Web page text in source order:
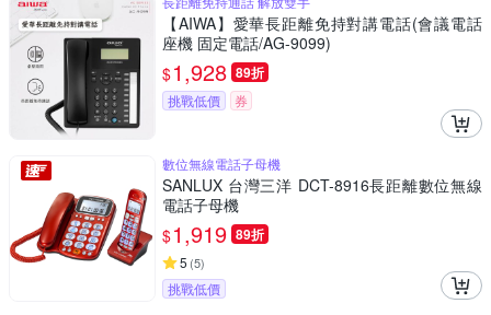
【AIWA】愛華長距離免持對講電話(會議電話
座機 固定電話/AG-9099)
$1,928 89折
挑戰低價 券
數位無線電話子母機
SANLUX 台灣三洋 DCT-8916長距離數位無線
電話子母機
$1,919 89折
5 (5)
挑戰低價